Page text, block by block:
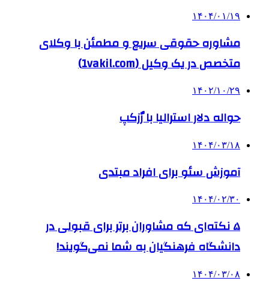
۱۴۰۴/۰۱/۱۹
مشاوره حقوقی سریع و مطمئن با وکلای
متخصص در یک وکیل (1vakil.com)
۱۴۰۲/۱۰/۲۹
حواله دلار استرالیا با رٌزکپ
۱۴۰۴/۰۳/۱۸
آموزش سئو برای افراد مبتدی
۱۴۰۴/۰۲/۳۰
۵ نکته‌ای که مشاوران برتر برای قبولی در
دانشگاه فرهنگیان به شما نمی‌گویند!
۱۴۰۴/۰۳/۰۸